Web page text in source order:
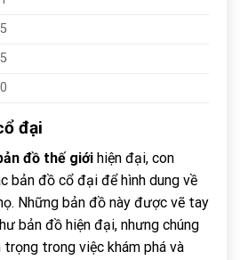
đại
đồ thế giới hiện đại, con
bản đồ cổ đại để hình dung về
Những bản đồ này được vẽ tay
bản đồ hiện đại, nhưng chúng
trong việc khám phá và